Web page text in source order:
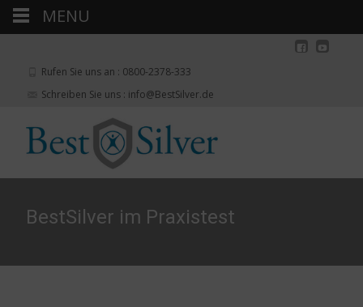
Rufen Sie uns an : 0800-2378-333
Schreiben Sie uns : info@BestSilver.de
BestSilver im Praxistest
MENU